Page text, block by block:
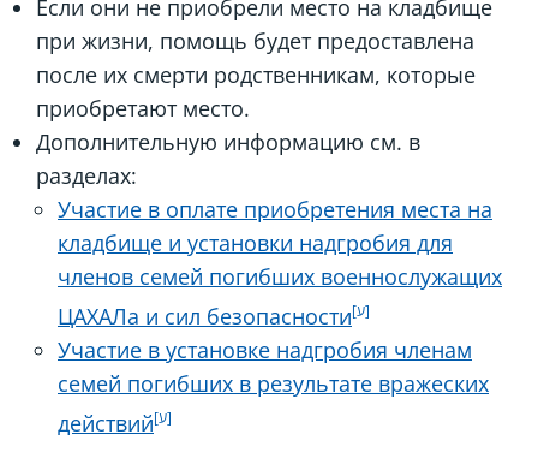
Если они не приобрели место на кладбище
при жизни, помощь будет предоставлена
после их смерти родственникам, которые
приобретают место.
Дополнительную информацию см. в
разделах:
Участие в оплате приобретения места на
кладбище и установки надгробия для
членов семей погибших военнослужащих
ЦАХАЛа и сил безопасности
Участие в установке надгробия членам
семей погибших в результате вражеских
действий